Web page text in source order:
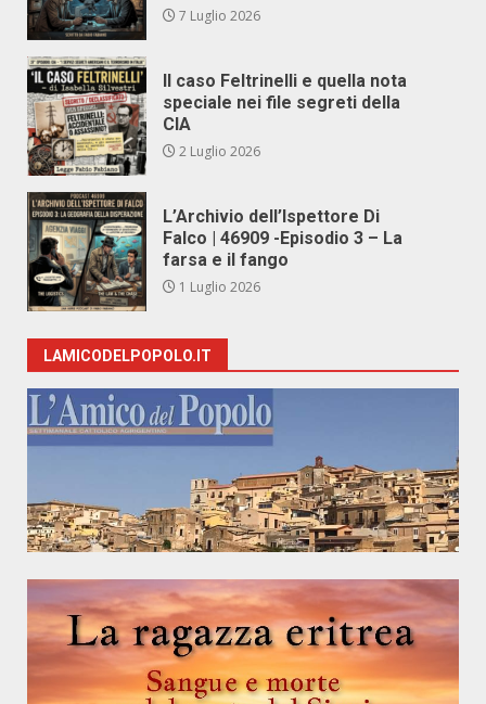
7 Luglio 2026
Il caso Feltrinelli e quella nota
speciale nei file segreti della
CIA
2 Luglio 2026
L’Archivio dell’Ispettore Di
Falco | 46909 -Episodio 3 – La
farsa e il fango
1 Luglio 2026
LAMICODELPOPOLO.IT